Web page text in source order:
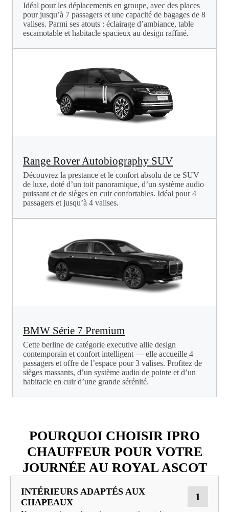
Idéal pour les déplacements en groupe, avec des places
pour jusqu’à 7 passagers et une capacité de bagages de 8
valises. Parmi ses atouts : éclairage d’ambiance, table
escamotable et habitacle spacieux au design raffiné.
Range Rover Autobiography SUV
Découvrez la prestance et le confort absolu de ce SUV
de luxe, doté d’un toit panoramique, d’un système audio
puissant et de sièges en cuir confortables. Idéal pour 4
passagers et jusqu’à 4 valises.
BMW Série 7 Premium
Cette berline de catégorie executive allie design
contemporain et confort intelligent — elle accueille 4
passagers et offre de l’espace pour 3 valises. Profitez de
sièges massants, d’un système audio de pointe et d’un
habitacle en cuir d’une grande sérénité.
POURQUOI CHOISIR IPRO
CHAUFFEUR POUR VOTRE
JOURNÉE AU ROYAL ASCOT
INTÉRIEURS ADAPTÉS AUX
CHAPEAUX
1